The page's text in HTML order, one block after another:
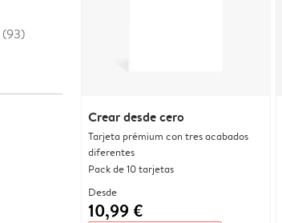
(93)
Crear desde cero
Tarjeta prémium con tres acabados
diferentes
Pack de 10 tarjetas
Desde
10,99 €